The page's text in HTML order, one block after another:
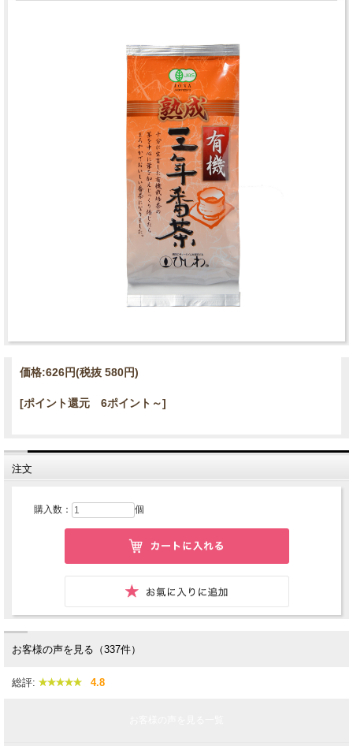
価格:626円(税抜 580円)
[ポイント還元 6ポイント～]
注文
購入数： 個
お客様の声を見る（337件）
総評: 4.8